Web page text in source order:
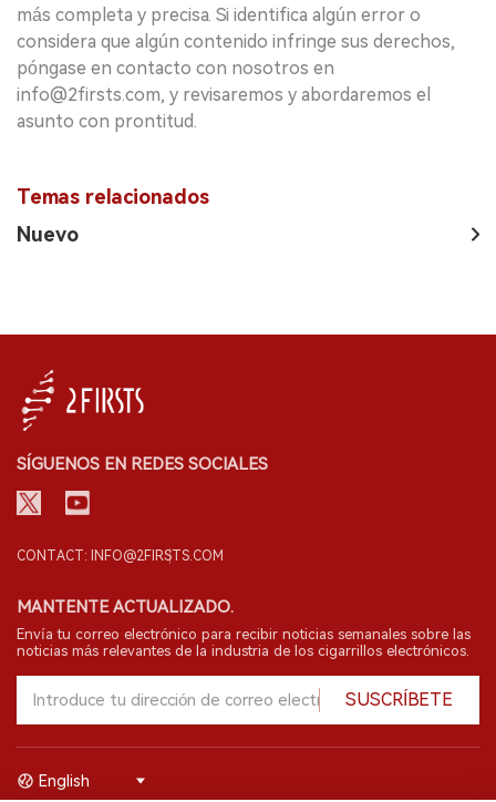
más completa y precisa. Si identifica algún error o
considera que algún contenido infringe sus derechos,
póngase en contacto con nosotros en
info@2firsts.com, y revisaremos y abordaremos el
asunto con prontitud.
Temas relacionados
Nuevo
SÍGUENOS EN REDES SOCIALES
CONTACT: INFO@2FIRSTS.COM
MANTENTE ACTUALIZADO.
Envía tu correo electrónico para recibir noticias semanales sobre las
noticias más relevantes de la industria de los cigarrillos electrónicos.
SUSCRÍBETE
English